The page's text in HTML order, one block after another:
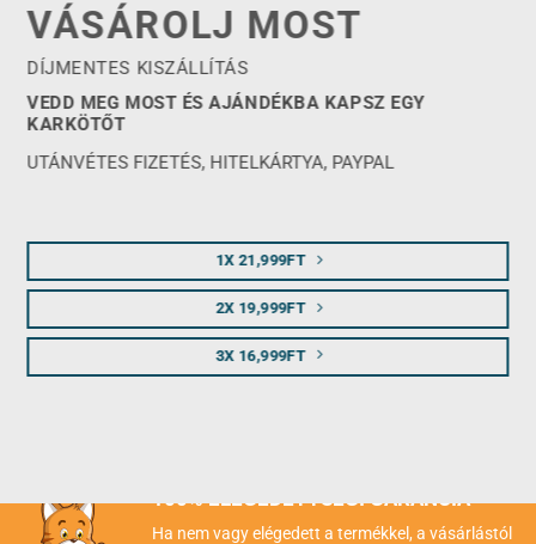
VÁSÁROLJ MOST
DÍJMENTES KISZÁLLÍTÁS
VEDD MEG MOST ÉS AJÁNDÉKBA KAPSZ EGY
KARKÖTŐT
UTÁNVÉTES FIZETÉS, HITELKÁRTYA, PAYPAL
1X 21,999FT
2X 19,999FT
3X 16,999FT
100% ELÉGEDETTSÉGI GARANCIA
Ha nem vagy elégedett a termékkel, a vásárlástól